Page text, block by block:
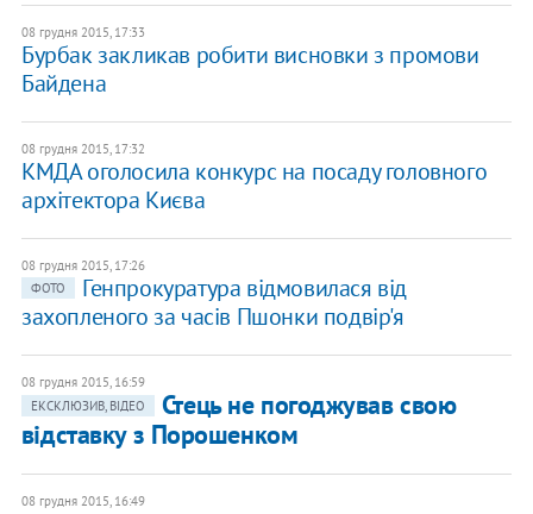
08 грудня 2015, 17:33
Бурбак закликав робити висновки з промови
Байдена
08 грудня 2015, 17:32
КМДА оголосила конкурс на посаду головного
архітектора Києва
08 грудня 2015, 17:26
ФОТО
Генпрокуратура відмовилася від
захопленого за часів Пшонки подвір'я
08 грудня 2015, 16:59
ЕКСКЛЮЗИВ, ВІДЕО
Стець не погоджував свою
відставку з Порошенком
08 грудня 2015, 16:49